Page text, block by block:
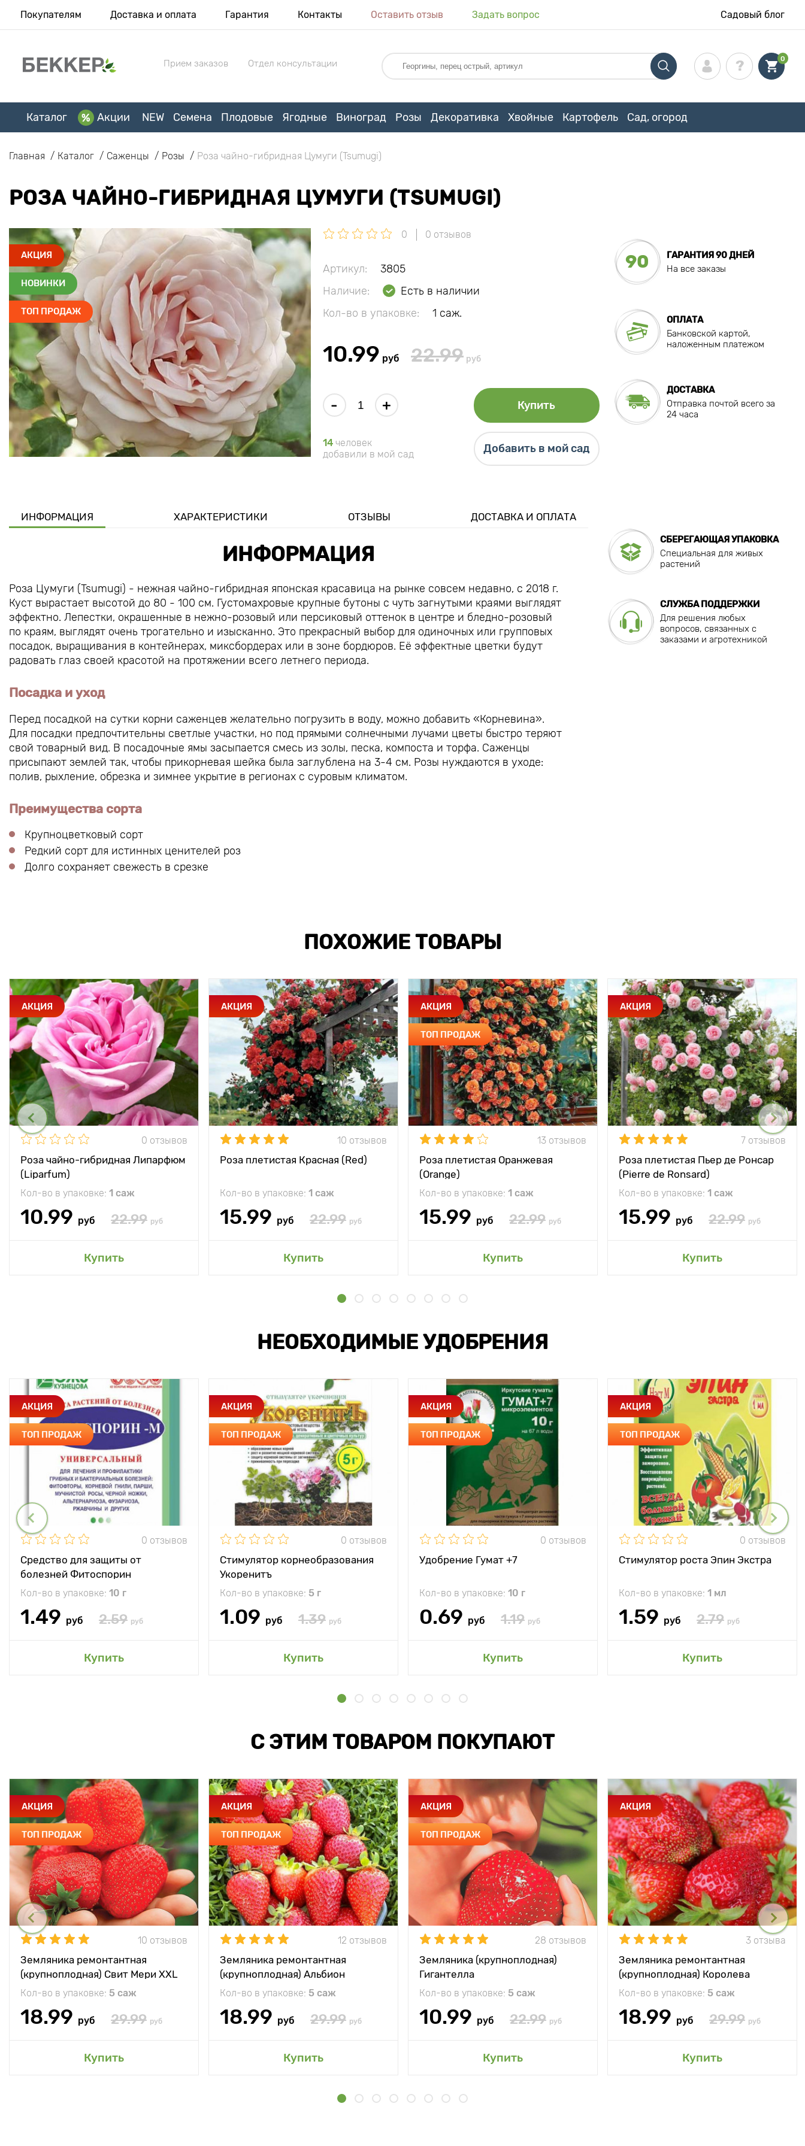
Покупателям Доставка и оплата Гарантия Контакты Оставить отзыв Задать вопрос Садовый блог
Прием заказов Отдел консультации 0
Каталог Акции NEW Семена Плодовые Ягодные Виноград Розы Декоративка Хвойные Картофель Сад, огород
Главная Каталог Саженцы Розы Роза чайно-гибридная Цумуги (Tsumugi)
РОЗА ЧАЙНО-ГИБРИДНАЯ ЦУМУГИ (TSUMUGI)
АКЦИЯ
НОВИНКИ
ТОП ПРОДАЖ
0 0 отзывов
Артикул:
3805
Наличие:
Есть в наличии
Кол-во в упаковке:
1 саж.
10.99 руб 22.99 руб
- + Купить
14 человек
добавили в мой сад
Добавить в мой сад
90
ГАРАНТИЯ 90 ДНЕЙ
На все заказы
ОПЛАТА
Банковской картой,
наложенным платежом
ДОСТАВКА
Отправка почтой всего за
24 часа
ИНФОРМАЦИЯ ХАРАКТЕРИСТИКИ ОТЗЫВЫ ДОСТАВКА И ОПЛАТА
ИНФОРМАЦИЯ
Роза Цумуги (Tsumugi) - нежная чайно-гибридная японская красавица на рынке совсем недавно, с 2018 г.
Куст вырастает высотой до 80 - 100 см. Густомахровые крупные бутоны с чуть загнутыми краями выглядят
эффектно. Лепестки, окрашенные в нежно-розовый или персиковый оттенок в центре и бледно-розовый
по краям, выглядят очень трогательно и изысканно. Это прекрасный выбор для одиночных или групповых
посадок, выращивания в контейнерах, миксбордерах или в зоне бордюров. Её эффектные цветки будут
радовать глаз своей красотой на протяжении всего летнего периода.
Посадка и уход
Перед посадкой на сутки корни саженцев желательно погрузить в воду, можно добавить «Корневина».
Для посадки предпочтительны светлые участки, но под прямыми солнечными лучами цветы быстро теряют
свой товарный вид. В посадочные ямы засыпается смесь из золы, песка, компоста и торфа. Саженцы
присыпают землей так, чтобы прикорневая шейка была заглублена на 3-4 см. Розы нуждаются в уходе:
полив, рыхление, обрезка и зимнее укрытие в регионах с суровым климатом.
Преимущества сорта
Крупноцветковый сорт
Редкий сорт для истинных ценителей роз
Долго сохраняет свежесть в срезке
СБЕРЕГАЮЩАЯ УПАКОВКА
Специальная для живых
растений
СЛУЖБА ПОДДЕРЖКИ
Для решения любых
вопросов, связанных с
заказами и агротехникой
ПОХОЖИЕ ТОВАРЫ
АКЦИЯ
0 отзывов
Роза чайно-гибридная Липарфюм
(Liparfum)
Кол-во в упаковке: 1 саж
10.99 руб 22.99 руб
Купить
АКЦИЯ
10 отзывов
Роза плетистая Красная (Red)
Кол-во в упаковке: 1 саж
15.99 руб 22.99 руб
Купить
АКЦИЯ
ТОП ПРОДАЖ
13 отзывов
Роза плетистая Оранжевая
(Orange)
Кол-во в упаковке: 1 саж
15.99 руб 22.99 руб
Купить
АКЦИЯ
7 отзывов
Роза плетистая Пьер де Ронсар
(Pierre de Ronsard)
Кол-во в упаковке: 1 саж
15.99 руб 22.99 руб
Купить
НЕОБХОДИМЫЕ УДОБРЕНИЯ
АКЦИЯ
ТОП ПРОДАЖ
0 отзывов
Средство для защиты от
болезней Фитоспорин
Кол-во в упаковке: 10 г
1.49 руб 2.59 руб
Купить
АКЦИЯ
ТОП ПРОДАЖ
0 отзывов
Стимулятор корнеобразования
Укоренитъ
Кол-во в упаковке: 5 г
1.09 руб 1.39 руб
Купить
АКЦИЯ
ТОП ПРОДАЖ
0 отзывов
Удобрение Гумат +7
Кол-во в упаковке: 10 г
0.69 руб 1.19 руб
Купить
АКЦИЯ
ТОП ПРОДАЖ
0 отзывов
Стимулятор роста Эпин Экстра
Кол-во в упаковке: 1 мл
1.59 руб 2.79 руб
Купить
С ЭТИМ ТОВАРОМ ПОКУПАЮТ
АКЦИЯ
ТОП ПРОДАЖ
10 отзывов
Земляника ремонтантная
(крупноплодная) Свит Мери XXL
Кол-во в упаковке: 5 саж
18.99 руб 29.99 руб
Купить
АКЦИЯ
ТОП ПРОДАЖ
12 отзывов
Земляника ремонтантная
(крупноплодная) Альбион
Кол-во в упаковке: 5 саж
18.99 руб 29.99 руб
Купить
АКЦИЯ
ТОП ПРОДАЖ
28 отзывов
Земляника (крупноплодная)
Гигантелла
Кол-во в упаковке: 5 саж
10.99 руб 22.99 руб
Купить
АКЦИЯ
3 отзыва
Земляника ремонтантная
(крупноплодная) Королева
Елизавета
Кол-во в упаковке: 5 саж
18.99 руб 29.99 руб
Купить